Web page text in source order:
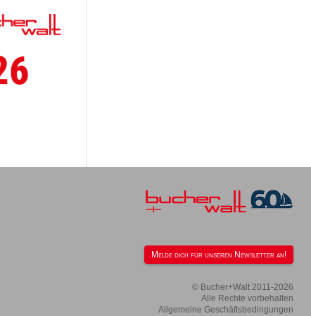
Melde dich für unseren Newsletter an!
© Bucher+Walt 2011-2026
Alle Rechte vorbehalten
Allgemeine Geschäftsbedingungen